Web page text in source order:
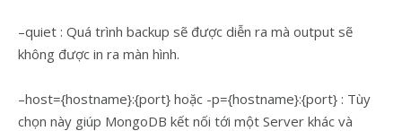
–quiet : Quá trình backup sẽ được diễn ra mà output sẽ
không được in ra màn hình.
–host={hostname}:{port} hoặc -p={hostname}:{port} : Tùy
chọn này giúp MongoDB kết nối tới một Server khác và